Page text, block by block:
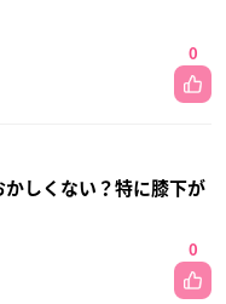
0
しくない？特に膝下が
0